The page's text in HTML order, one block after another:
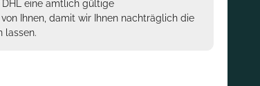
DHL eine amtlich gültige
Ihnen, damit wir Ihnen nachträglich die
lassen.